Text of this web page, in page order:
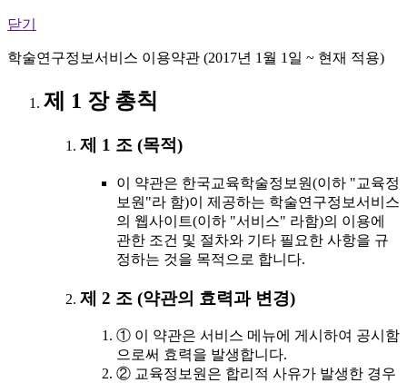
닫기
학술연구정보서비스 이용약관 (2017년 1월 1일 ~ 현재 적용)
제 1 장 총칙
제 1 조 (목적)
이 약관은 한국교육학술정보원(이하 "교육정
보원"라 함)이 제공하는 학술연구정보서비스
의 웹사이트(이하 "서비스" 라함)의 이용에
관한 조건 및 절차와 기타 필요한 사항을 규
정하는 것을 목적으로 합니다.
제 2 조 (약관의 효력과 변경)
① 이 약관은 서비스 메뉴에 게시하여 공시함
으로써 효력을 발생합니다.
② 교육정보원은 합리적 사유가 발생한 경우